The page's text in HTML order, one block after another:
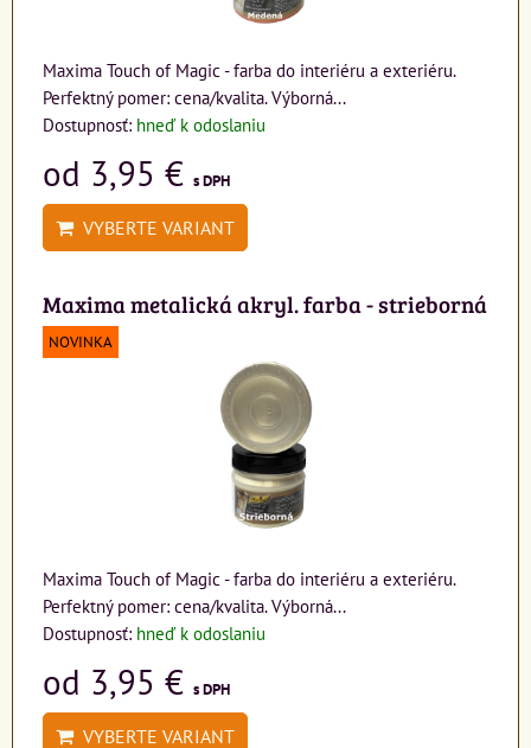
Maxima Touch of Magic - farba do interiéru a exteriéru.
Perfektný pomer: cena/kvalita. Výborná...
Dostupnosť: hneď k odoslaniu
od 3,95 € s DPH
VYBERTE VARIANT
Maxima metalická akryl. farba - strieborná
NOVINKA
Maxima Touch of Magic - farba do interiéru a exteriéru.
Perfektný pomer: cena/kvalita. Výborná...
Dostupnosť: hneď k odoslaniu
od 3,95 € s DPH
VYBERTE VARIANT